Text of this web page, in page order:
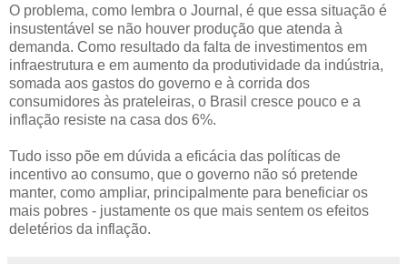
O problema, como lembra o Journal, é que essa situação é
insustentável se não houver produção que atenda à
demanda. Como resultado da falta de investimentos em
infraestrutura e em aumento da produtividade da indústria,
somada aos gastos do governo e à corrida dos
consumidores às prateleiras, o Brasil cresce pouco e a
inflação resiste na casa dos 6%.
Tudo isso põe em dúvida a eficácia das políticas de
incentivo ao consumo, que o governo não só pretende
manter, como ampliar, principalmente para beneficiar os
mais pobres - justamente os que mais sentem os efeitos
deletérios da inflação.